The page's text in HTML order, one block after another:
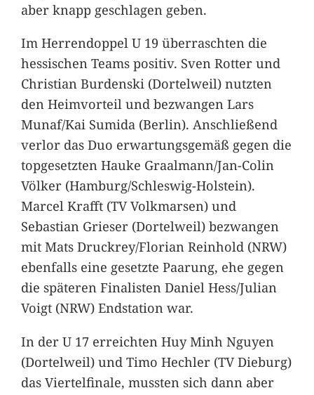
aber knapp geschlagen geben.
Im Herrendoppel U 19 überraschten die
hessischen Teams positiv. Sven Rotter und
Christian Burdenski (Dortelweil) nutzten
den Heimvorteil und bezwangen Lars
Munaf/Kai Sumida (Berlin). Anschließend
verlor das Duo erwartungsgemäß gegen die
topgesetzten Hauke Graalmann/Jan-Colin
Völker (Hamburg/Schleswig-Holstein).
Marcel Krafft (TV Volkmarsen) und
Sebastian Grieser (Dortelweil) bezwangen
mit Mats Druckrey/Florian Reinhold (NRW)
ebenfalls eine gesetzte Paarung, ehe gegen
die späteren Finalisten Daniel Hess/Julian
Voigt (NRW) Endstation war.
In der U 17 erreichten Huy Minh Nguyen
(Dortelweil) und Timo Hechler (TV Dieburg)
das Viertelfinale, mussten sich dann aber